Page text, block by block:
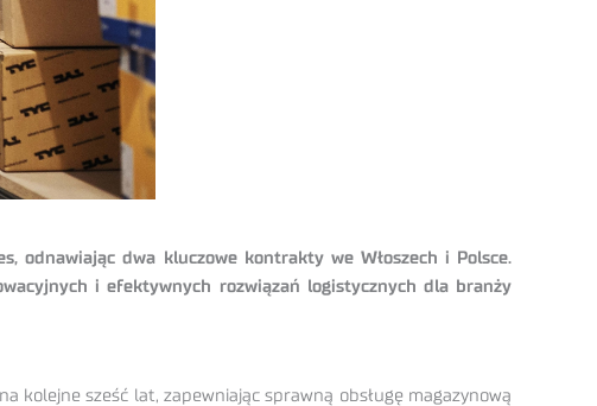
odnawiając dwa kluczowe kontrakty we Włoszech i Polsce.
i efektywnych rozwiązań logistycznych dla branży
kolejne sześć lat, zapewniając sprawną obsługę magazynową